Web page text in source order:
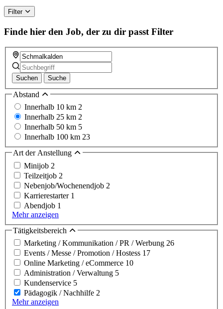
this
field
Filter
Finde hier den Job, der zu dir passt Filter
Suchen Suche
Abstand
Innerhalb 10 km 2
Innerhalb 25 km 2
Innerhalb 50 km 5
Innerhalb 100 km 23
Art der Anstellung
Minijob 2
Teilzeitjob 2
Nebenjob/Wochenendjob 2
Karrierestarter 1
Abendjob 1
Mehr anzeigen
Tätigkeitsbereich
Marketing / Kommunikation / PR / Werbung 26
Events / Messe / Promotion / Hostess 17
Online Marketing / eCommerce 10
Administration / Verwaltung 5
Kundenservice 5
Pädagogik / Nachhilfe 2
Mehr anzeigen